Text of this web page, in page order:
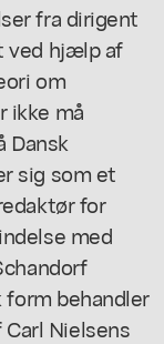
fra dirigent
ved hjælp af
om
ikke må
Dansk
sig som et
for
med
behandler
Nielsens